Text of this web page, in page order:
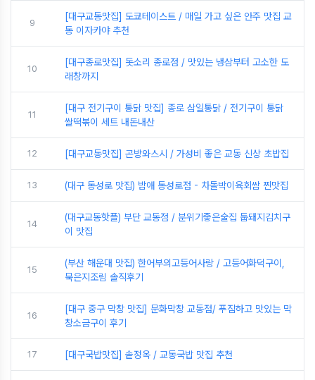
9
[대구교동맛집] 도쿄테이스트 / 매일 가고 싶은 안주 맛집 교
동 이자카야 추천
10
[대구종로맛집] 돗소리 종로점 / 맛있는 냉삼부터 고소한 도
래창까지
11
[대구 전기구이 통닭 맛집] 종로 삼일통닭 / 전기구이 통닭
쌀떡볶이 세트 내돈내산
12 [대구교동맛집] 곤방와스시 / 가성비 좋은 교동 신상 초밥집
13 (대구 동성로 맛집) 밤애 동성로점 - 차돌박이육회쌈 찐맛집
14
(대구교동핫플) 부단 교동점 / 분위기좋은술집 둡돼지김치구
이 맛집
15
(부산 해운대 맛집) 한어부의고등어사랑 / 고등어화덕구이,
묵은지조림 솔직후기
16
[대구 중구 막창 맛집] 문화막창 교동점/ 푸짐하고 맛있는 막
창소금구이 후기
17 [대구국밥맛집] 솥정옥 / 교동국밥 맛집 추천